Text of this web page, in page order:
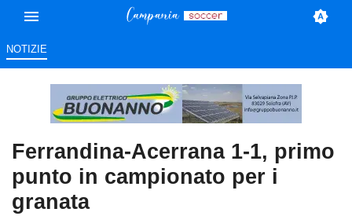
NOTIZIE
Ferrandina-Acerrana 1-1, primo
punto in campionato per i
granata